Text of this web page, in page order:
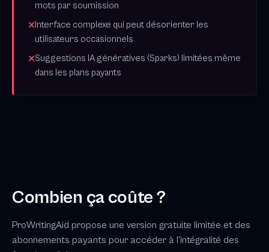
mots par soumission
Interface complexe qui peut désorienter les
utilisateurs occasionnels
Suggestions IA génératives (Sparks) limitées même
dans les plans payants
Combien ça coûte ?
ProWritingAid propose une version gratuite limitée et des
abonnements payants pour accéder à l'intégralité des